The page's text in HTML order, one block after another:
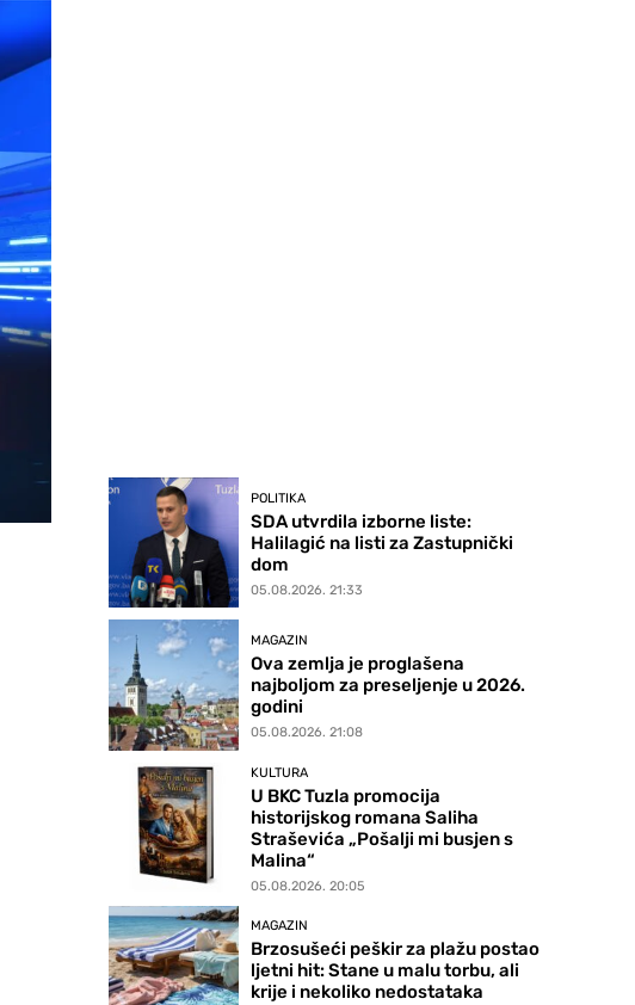
POLITIKA
SDA utvrdila izborne liste:
Halilagić na listi za Zastupnički
dom
05.08.2026. 21:33
MAGAZIN
Ova zemlja je proglašena
najboljom za preseljenje u 2026.
godini
05.08.2026. 21:08
KULTURA
U BKC Tuzla promocija
historijskog romana Saliha
Straševića „Pošalji mi busjen s
Malina“
05.08.2026. 20:05
MAGAZIN
Brzosušeći peškir za plažu postao
ljetni hit: Stane u malu torbu, ali
krije i nekoliko nedostataka